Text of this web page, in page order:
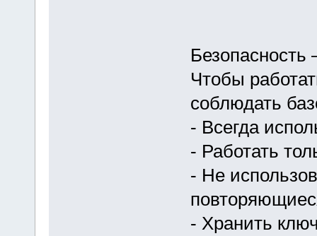
Безопасность
Чтобы
соблюдать
- Всегда
- Работать
- Не
- Хранить